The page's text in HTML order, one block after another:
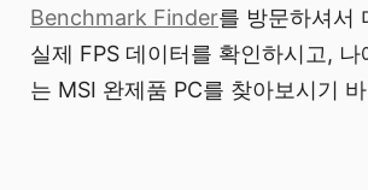
Benchmark Finder를 방문하셔서
실제 FPS 데이터를 확인하시고,
는 MSI 완제품 PC를 찾아보시기